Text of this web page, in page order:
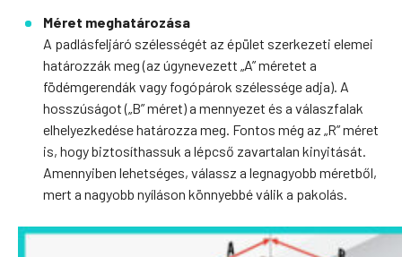
Méret meghatározása
A padlásfeljáró szélességét az épület szerkezeti elemei
határozzák meg (az úgynevezett „A” méretet a
födémgerendák vagy fogópárok szélessége adja). A
hosszúságot („B” méret) a mennyezet és a válaszfalak
elhelyezkedése határozza meg. Fontos még az „R” méret
is, hogy biztosíthassuk a lépcső zavartalan kinyitását.
Amennyiben lehetséges, válassz a legnagyobb méretből,
mert a nagyobb nyíláson könnyebbé válik a pakolás.